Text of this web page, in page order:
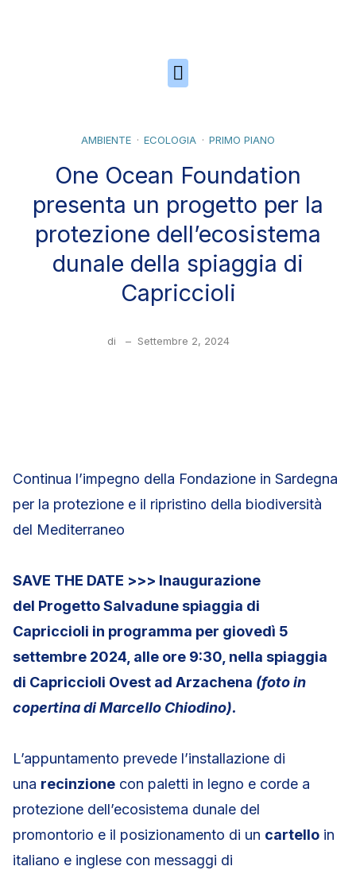
AMBIENTE ECOLOGIA PRIMO PIANO
One Ocean Foundation
presenta un progetto per la
protezione dell’ecosistema
dunale della spiaggia di
Capriccioli
di – Settembre 2, 2024
Continua l’impegno della Fondazione in Sardegna
per la protezione e il ripristino della biodiversità
del Mediterraneo
SAVE THE DATE >>> Inaugurazione
del Progetto Salvadune spiaggia di
Capriccioli in programma per giovedì 5
settembre 2024, alle ore 9:30, nella spiaggia
di Capriccioli Ovest ad Arzachena (foto in
copertina di Marcello Chiodino).
L’appuntamento prevede l’installazione di
una recinzione con paletti in legno e corde a
protezione dell’ecosistema dunale del
promontorio e il posizionamento di un cartello in
italiano e inglese con messaggi di